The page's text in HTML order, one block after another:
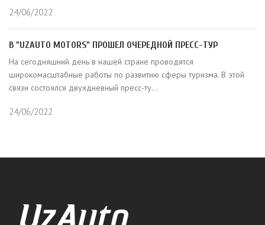
24/06/2022
В "UZAUTO MOTORS" ПРОШЕЛ ОЧЕРЕДНОЙ ПРЕСС-ТУР
На сегодняшний день в нашей стране проводятся
широкомасштабные работы по развитию сферы туризма. В этой
связи состоялся двухдневный пресс-ту...
24/06/2022